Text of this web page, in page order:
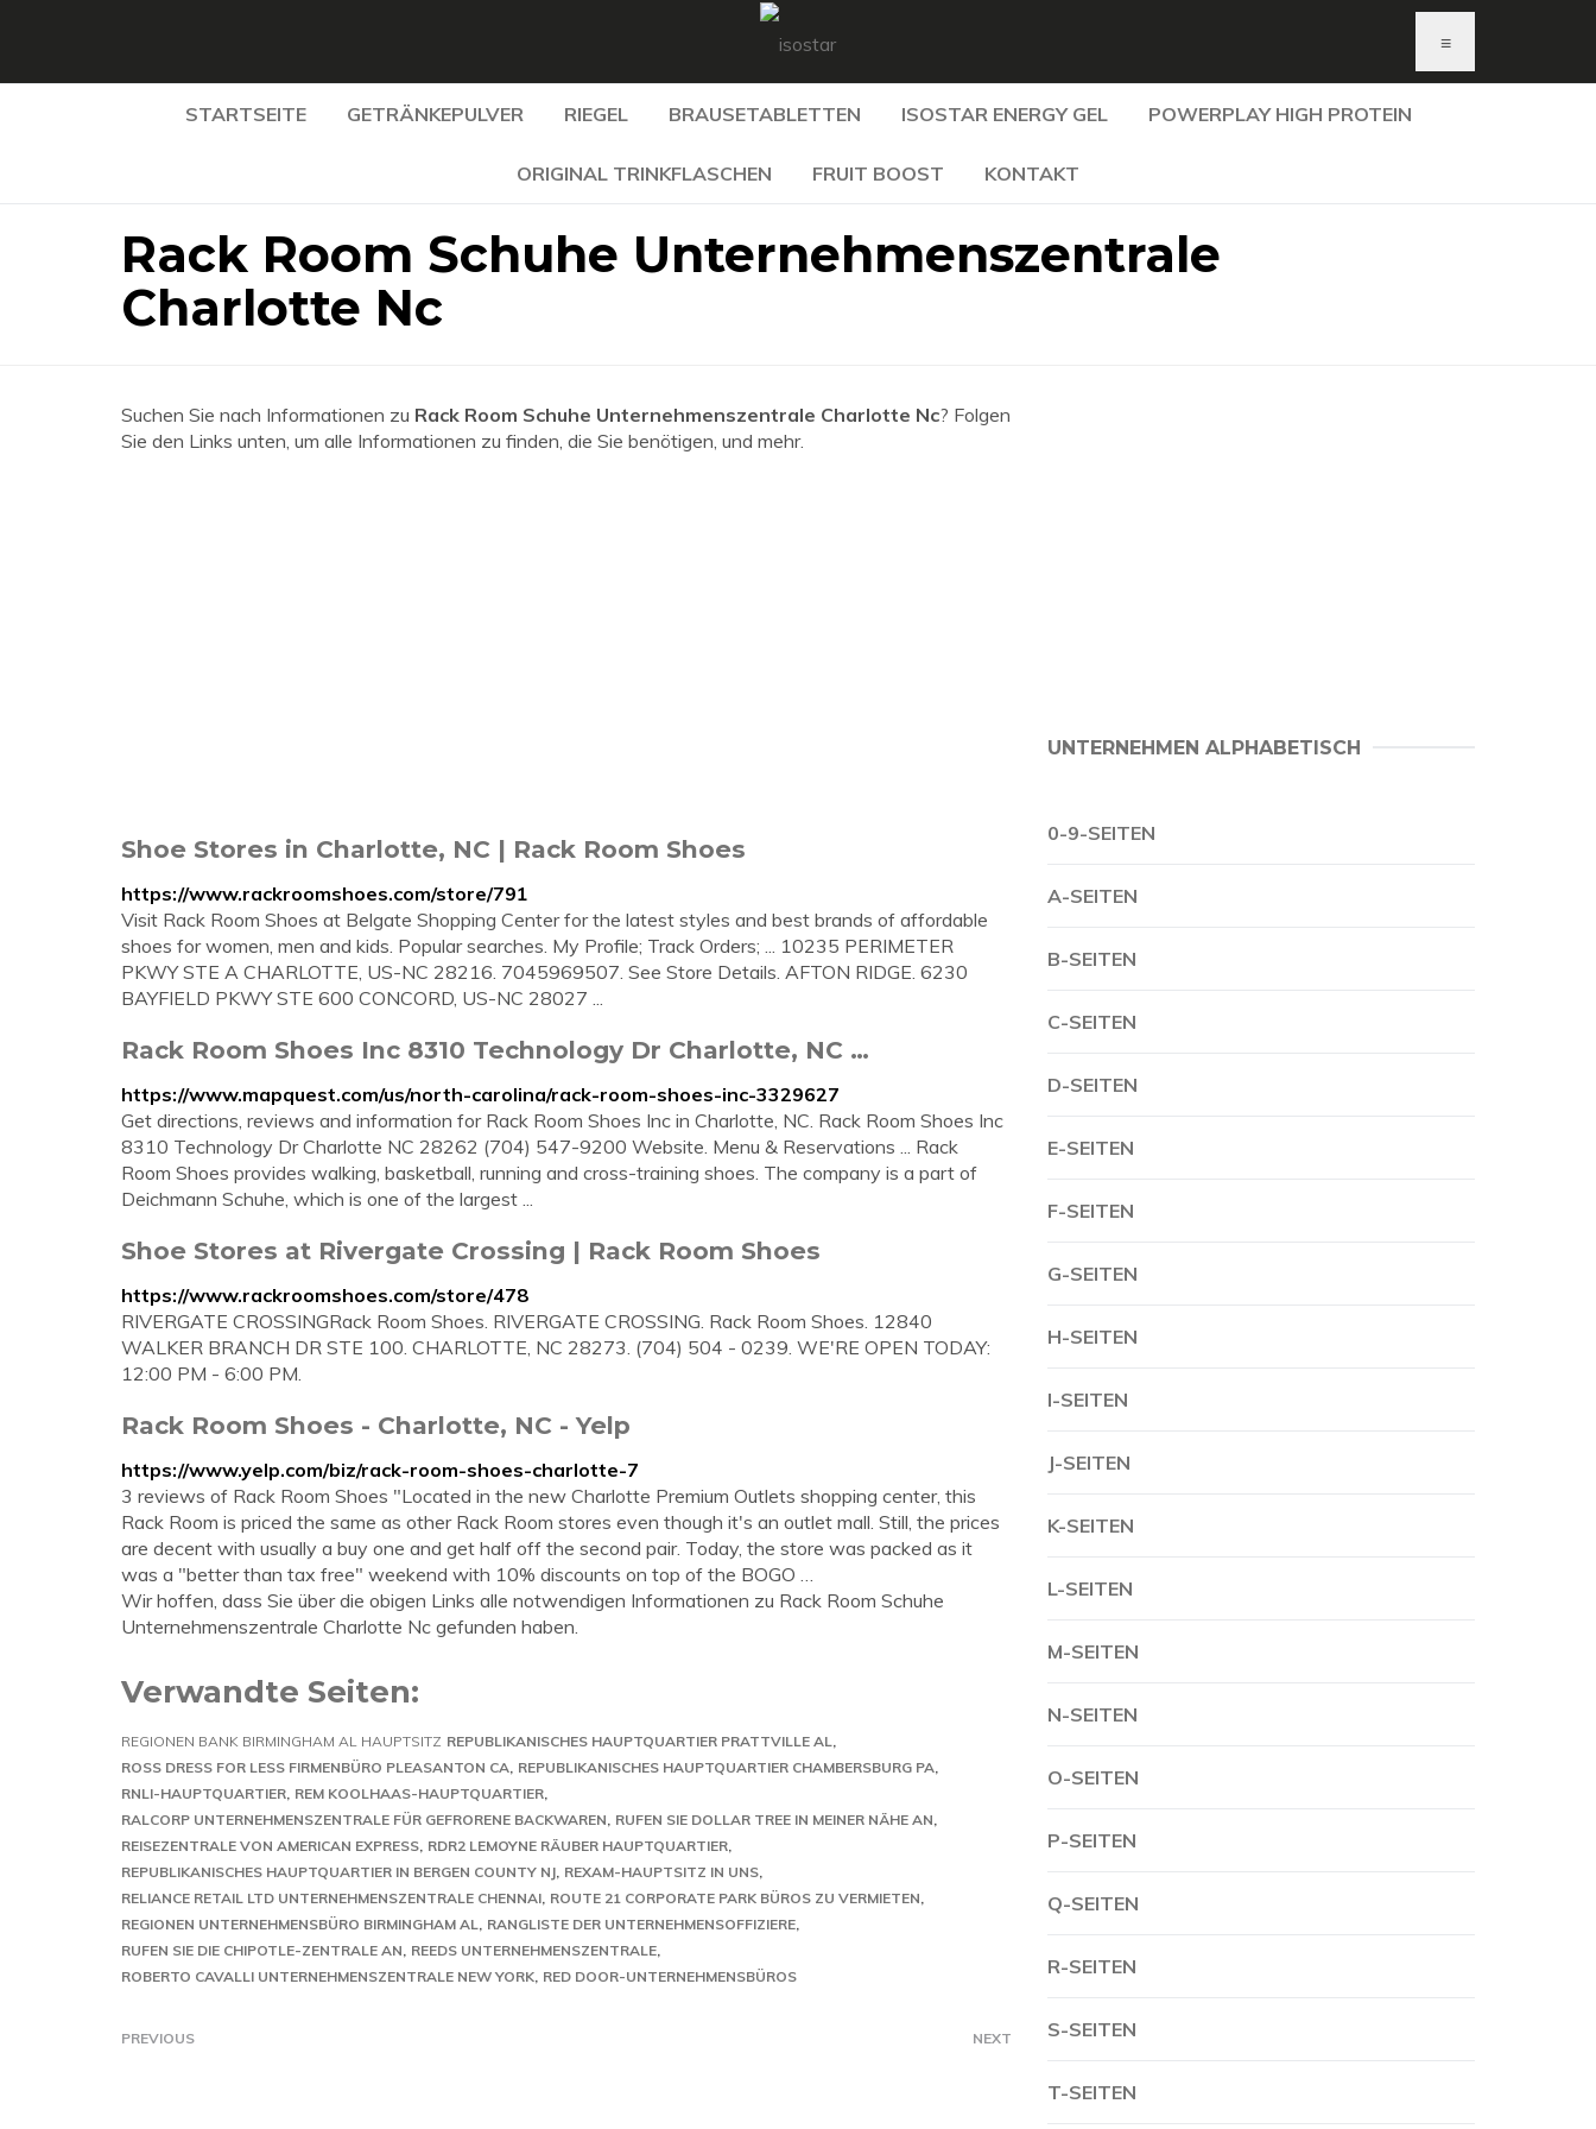
≡
STARTSEITE GETRÄNKEPULVER RIEGEL BRAUSETABLETTEN ISOSTAR ENERGY GEL POWERPLAY HIGH PROTEIN
ORIGINAL TRINKFLASCHEN FRUIT BOOST KONTAKT
Rack Room Schuhe Unternehmenszentrale
Charlotte Nc
Suchen Sie nach Informationen zu Rack Room Schuhe Unternehmenszentrale Charlotte Nc? Folgen
Sie den Links unten, um alle Informationen zu finden, die Sie benötigen, und mehr.
Shoe Stores in Charlotte, NC | Rack Room Shoes
https://www.rackroomshoes.com/store/791
Visit Rack Room Shoes at Belgate Shopping Center for the latest styles and best brands of affordable
shoes for women, men and kids. Popular searches. My Profile; Track Orders; ... 10235 PERIMETER
PKWY STE A CHARLOTTE, US-NC 28216. 7045969507. See Store Details. AFTON RIDGE. 6230
BAYFIELD PKWY STE 600 CONCORD, US-NC 28027 ...
Rack Room Shoes Inc 8310 Technology Dr Charlotte, NC …
https://www.mapquest.com/us/north-carolina/rack-room-shoes-inc-3329627
Get directions, reviews and information for Rack Room Shoes Inc in Charlotte, NC. Rack Room Shoes Inc
8310 Technology Dr Charlotte NC 28262 (704) 547-9200 Website. Menu & Reservations ... Rack
Room Shoes provides walking, basketball, running and cross-training shoes. The company is a part of
Deichmann Schuhe, which is one of the largest ...
Shoe Stores at Rivergate Crossing | Rack Room Shoes
https://www.rackroomshoes.com/store/478
RIVERGATE CROSSINGRack Room Shoes. RIVERGATE CROSSING. Rack Room Shoes. 12840
WALKER BRANCH DR STE 100. CHARLOTTE, NC 28273. (704) 504 - 0239. WE'RE OPEN TODAY:
12:00 PM - 6:00 PM.
Rack Room Shoes - Charlotte, NC - Yelp
https://www.yelp.com/biz/rack-room-shoes-charlotte-7
3 reviews of Rack Room Shoes "Located in the new Charlotte Premium Outlets shopping center, this
Rack Room is priced the same as other Rack Room stores even though it's an outlet mall. Still, the prices
are decent with usually a buy one and get half off the second pair. Today, the store was packed as it
was a "better than tax free" weekend with 10% discounts on top of the BOGO …
Wir hoffen, dass Sie über die obigen Links alle notwendigen Informationen zu Rack Room Schuhe
Unternehmenszentrale Charlotte Nc gefunden haben.
Verwandte Seiten:
REGIONEN BANK BIRMINGHAM AL HAUPTSITZ REPUBLIKANISCHES HAUPTQUARTIER PRATTVILLE AL
ROSS DRESS FOR LESS FIRMENBÜRO PLEASANTON CA REPUBLIKANISCHES HAUPTQUARTIER CHAMBERSBURG PA
RNLI-HAUPTQUARTIER REM KOOLHAAS-HAUPTQUARTIER
RALCORP UNTERNEHMENSZENTRALE FÜR GEFRORENE BACKWAREN RUFEN SIE DOLLAR TREE IN MEINER NÄHE AN
REISEZENTRALE VON AMERICAN EXPRESS RDR2 LEMOYNE RÄUBER HAUPTQUARTIER
REPUBLIKANISCHES HAUPTQUARTIER IN BERGEN COUNTY NJ REXAM-HAUPTSITZ IN UNS
RELIANCE RETAIL LTD UNTERNEHMENSZENTRALE CHENNAI ROUTE 21 CORPORATE PARK BÜROS ZU VERMIETEN
REGIONEN UNTERNEHMENSBÜRO BIRMINGHAM AL RANGLISTE DER UNTERNEHMENSOFFIZIERE
RUFEN SIE DIE CHIPOTLE-ZENTRALE AN REEDS UNTERNEHMENSZENTRALE
ROBERTO CAVALLI UNTERNEHMENSZENTRALE NEW YORK RED DOOR-UNTERNEHMENSBÜROS
PREVIOUS NEXT
UNTERNEHMEN ALPHABETISCH
0-9-SEITEN
A-SEITEN
B-SEITEN
C-SEITEN
D-SEITEN
E-SEITEN
F-SEITEN
G-SEITEN
H-SEITEN
I-SEITEN
J-SEITEN
K-SEITEN
L-SEITEN
M-SEITEN
N-SEITEN
O-SEITEN
P-SEITEN
Q-SEITEN
R-SEITEN
S-SEITEN
T-SEITEN